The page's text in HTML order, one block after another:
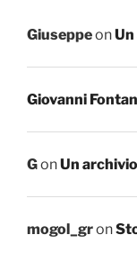
Giuseppeon
Giovanni
GonUn
mogol_gron